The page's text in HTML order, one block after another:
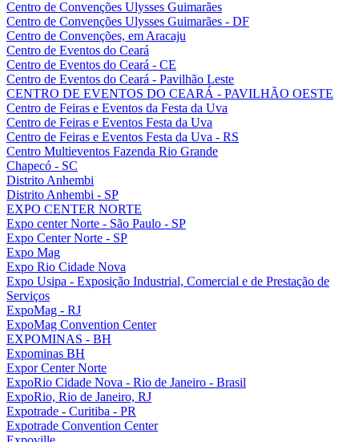
Centro de Convenções Ulysses Guimarães
Centro de Convenções Ulysses Guimarães - DF
Centro de Convenções, em Aracaju
Centro de Eventos do Ceará
Centro de Eventos do Ceará - CE
Centro de Eventos do Ceará - Pavilhão Leste
CENTRO DE EVENTOS DO CEARÁ - PAVILHÃO OESTE
Centro de Feiras e Eventos da Festa da Uva
Centro de Feiras e Eventos Festa da Uva
Centro de Feiras e Eventos Festa da Uva - RS
Centro Multieventos Fazenda Rio Grande
Chapecó - SC
Distrito Anhembi
Distrito Anhembi - SP
EXPO CENTER NORTE
Expo center Norte - São Paulo - SP
Expo Center Norte - SP
Expo Mag
Expo Rio Cidade Nova
Expo Usipa - Exposição Industrial, Comercial e de Prestação de
Serviços
ExpoMag - RJ
ExpoMag Convention Center
EXPOMINAS - BH
Expominas BH
Expor Center Norte
ExpoRio Cidade Nova - Rio de Janeiro - Brasil
ExpoRio, Rio de Janeiro, RJ
Expotrade - Curitiba - PR
Expotrade Convention Center